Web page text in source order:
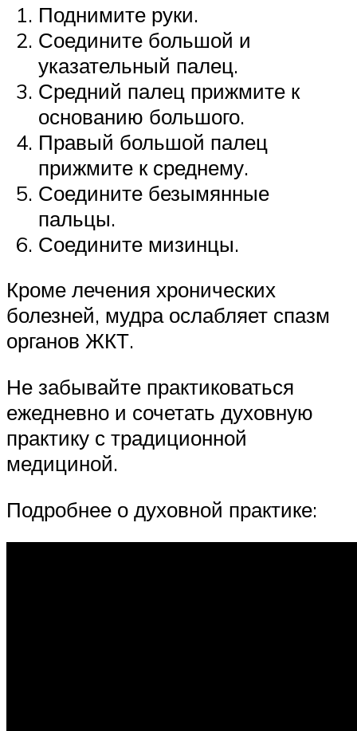
Поднимите руки.
Соедините большой и
указательный палец.
Средний палец прижмите к
основанию большого.
Правый большой палец
прижмите к среднему.
Соедините безымянные
пальцы.
Соедините мизинцы.
Кроме лечения хронических
болезней, мудра ослабляет спазм
органов ЖКТ.
Не забывайте практиковаться
ежедневно и сочетать духовную
практику с традиционной
медициной.
Подробнее о духовной практике: